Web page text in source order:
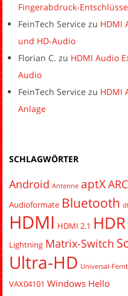
Fingerabdruck-
FeinTech Service zu HDMI
und HD-Audio
Florian C. zu HDMI Audio
Audio
FeinTech Service zu HDMI
Anlage
SCHLAGWÖRTER
Android Antenne aptXARC
Audioformate Bluetooth
HDMI HDMI 2.1 HDR
Lightning Matrix-Switch
Ultra-HD Universal-
VAX04101 Windows Hello